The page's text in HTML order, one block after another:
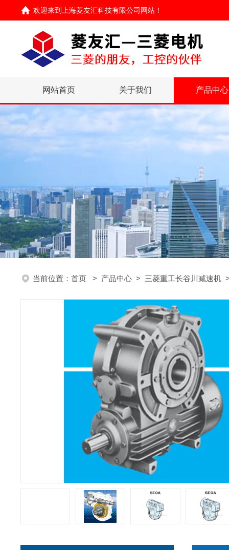
欢迎来到 上海菱友汇科技有限公司网站 ！
网站首页 关于我们 产品中心
当前位置： 首页 > 产品中心 > 三菱重工长谷川减速机